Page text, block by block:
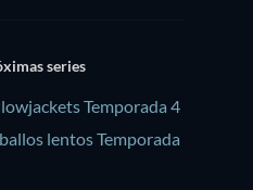
series
Temporada 4
lentos Temporada